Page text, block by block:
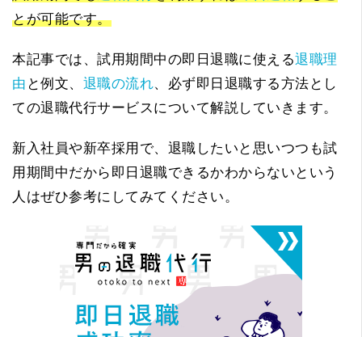
とが可能です。
本記事では、試用期間中の即日退職に使える退職理
由 と例文、 退職の流れ、必ず即日退職する方法とし
ての退職代行サービスについて解説していきます。
新入社員や新卒採用で、退職したいと思いつつも試
用期間中だから即日退職できるかわからないという
人はぜひ参考にしてみてください。